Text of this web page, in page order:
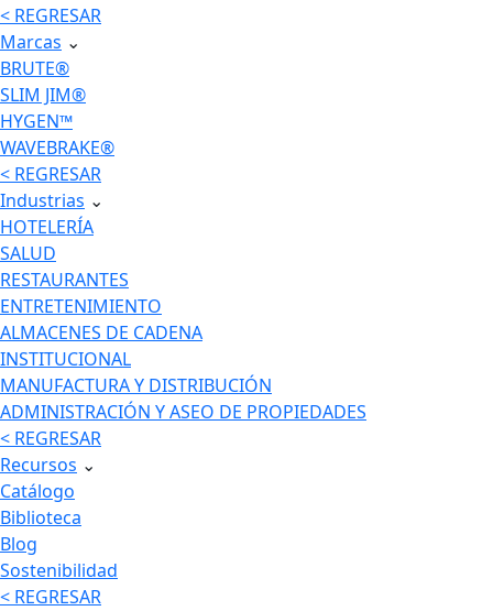
< REGRESAR
Marcas ⌄
BRUTE®
SLIM JIM®
HYGEN™
WAVEBRAKE®
< REGRESAR
Industrias ⌄
HOTELERÍA
SALUD
RESTAURANTES
ENTRETENIMIENTO
ALMACENES DE CADENA
INSTITUCIONAL
MANUFACTURA Y DISTRIBUCIÓN
ADMINISTRACIÓN Y ASEO DE PROPIEDADES
< REGRESAR
Recursos ⌄
Catálogo
Biblioteca
Blog
Sostenibilidad
< REGRESAR